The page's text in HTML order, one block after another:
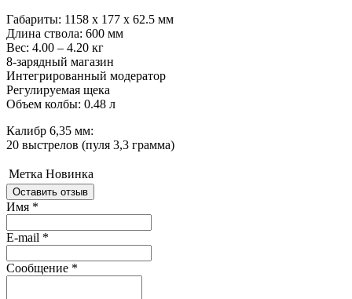
Габариты: 1158 x 177 x 62.5 мм
Длина ствола: 600 мм
Вес: 4.00 – 4.20 кг
8-зарядный магазин
Интегрированный модератор
Регулируемая щека
Объем колбы: 0.48 л
Калибр 6,35 мм:
20 выстрелов (пуля 3,3 грамма)
Метка Новинка
Оставить отзыв
Имя *
E-mail *
Сообщение *